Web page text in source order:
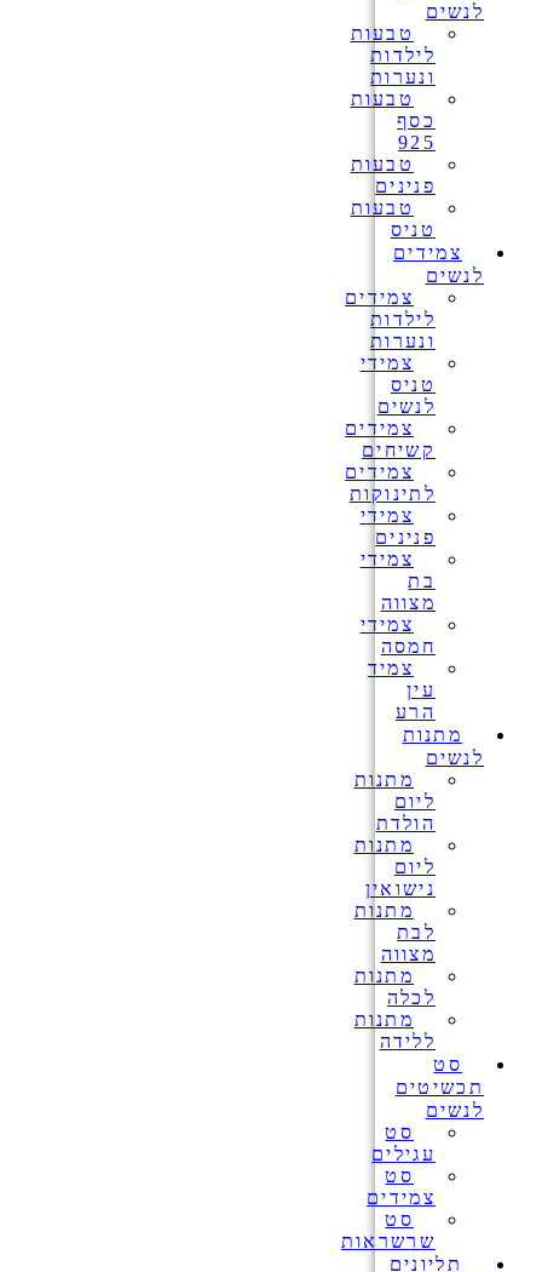
לנשים
טבעות
לילדות
ונערות
טבעות
כסף
925
טבעות
פנינים
טבעות
טניס
צמידים
לנשים
צמידים
לילדות
ונערות
צמידי
טניס
לנשים
צמידים
קשיחים
צמידים
לתינוקות
צמידי
פנינים
צמידי
בת
מצווה
צמידי
חמסה
צמיד
עין
הרע
מתנות
לנשים
מתנות
ליום
הולדת
מתנות
ליום
נישואין
מתנות
לבת
מצווה
מתנות
לכלה
מתנות
ללידה
סט
תכשיטים
לנשים
סט
עגילים
סט
צמידים
סט
שרשראות
תליונים